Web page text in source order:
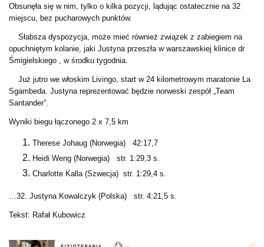
Obsunęła się w nim, tylko o kilka pozycji, lądując ostatecznie na 32
miejscu, bez pucharowych punktów.
Słabsza dyspozycja, może mieć również związek z zabiegiem na
opuchniętym kolanie, jaki Justyna przeszła w warszawskiej klinice dr
Śmigielskiego , w środku tygodnia.
Już jutro we włoskim Livingo, start w 24 kilometrowym maratonie La
Sgambeda. Justyna reprezentować będzie norweski zespół „Team
Santander”.
Wyniki biegu łączonego 2 x 7,5 km
Therese Johaug (Norwegia) 42:17,7
Heidi Weng (Norwegia) str. 1:29,3 s.
Charlotte Kalla (Szwecja) str. 1:29,4 s.
…32. Justyna Kowalczyk (Polska) str. 4:21,5 s.
Tekst: Rafał Kubowicz